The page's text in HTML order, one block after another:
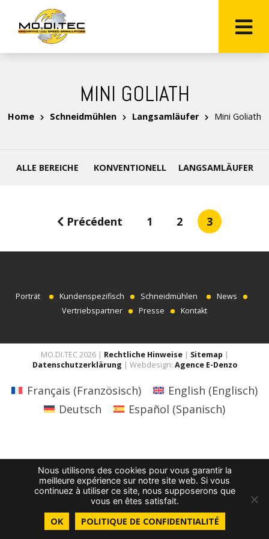
MINI GOLIATH
Home Schneidmühlen Langsamläufer Mini Goliath
ALLE BEREICHE KONVENTIONELL LANGSAMLÄUFER
Précédent 1 2 3
Porträt Kundenspezifisch Schneidmühlen
News
Vertriebspartner
Presse Kontakt
MO.DI.TEC 2026 | Rechtliche Hinweise| Sitemap |
Datenschutzerklärung | Webdesign: Agence E-Denzo
Français (Französisch) English (Englisch)
Deutsch
Español (Spanisch)
Nous utilisons des cookies pour vous garantir la
meilleure expérience sur notre site web. Si vous
continuez à utiliser ce site, nous supposerons que
vous en êtes satisfait.
OK POLITIQUE DE CONFIDENTIALITÉ